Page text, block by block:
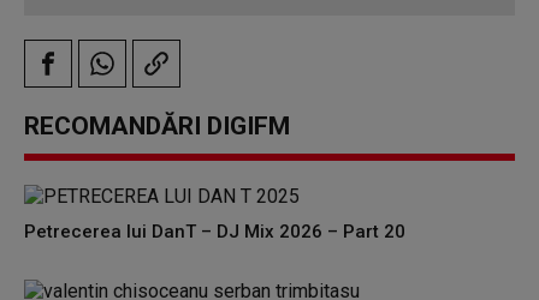
RECOMANDĂRI DIGIFM
Petrecerea lui DanT – DJ Mix 2026 – Part 20